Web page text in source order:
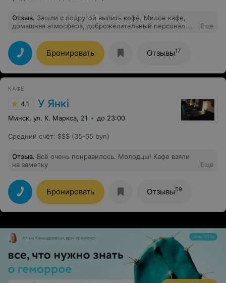
Отзыв. Зашли с подругой выпить кофе. Милое кафе,
домашняя атмосфера, доброжелательный персонал.
Еще
Бронировать Отзывы17
КАФЕ
4.1 У Янкi
Минск, ул. К. Маркса, 21 до 23:00
Средний счёт: $$$ (35-65 byn)
Отзыв. Всё очень понравилось. Молодцы! Кафе взяли
на заметку
Еще
Бронировать Отзывы59